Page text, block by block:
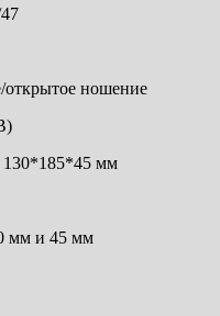
открытое ношение
130*185*45 мм
мм и 45 мм